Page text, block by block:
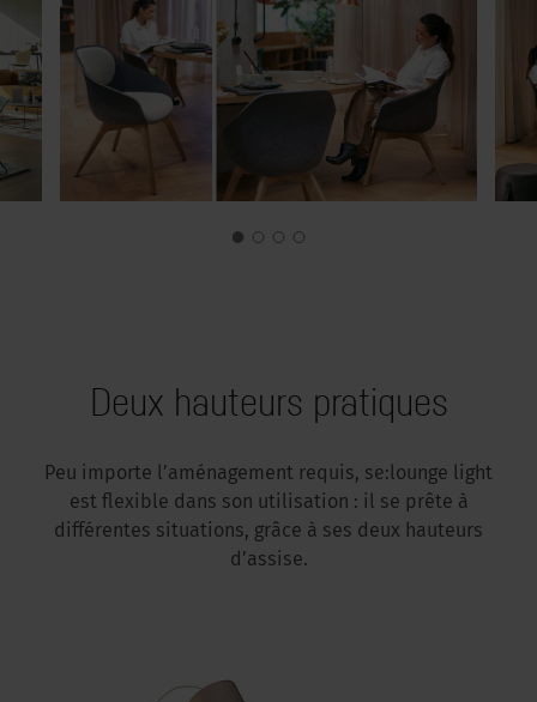
Deux hauteurs pratiques
Peu importe l’aménagement requis, se:lounge light
est flexible dans son utilisation : il se prête à
différentes situations, grâce à ses deux hauteurs
d’assise.